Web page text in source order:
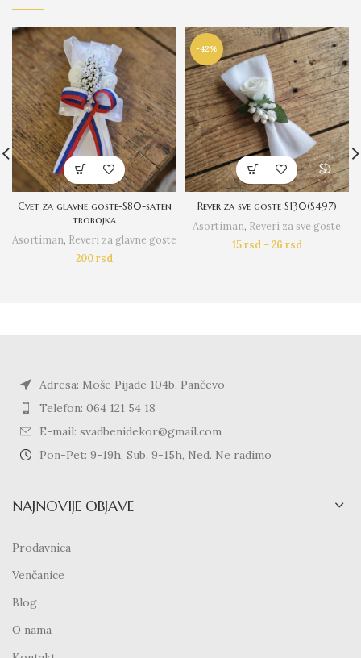
Cvet za glavne goste-S80-saten
trobojka
Asortiman, Reveri za glavne goste
200rsd
-42%
Rever za sve goste S130(S497)
Asortiman, Reveri za sve goste
15rsd – 26 rsd
Adresa: Moše Pijade 104b, Pančevo
Telefon: 064 121 54 18
E-mail: svadbenidekor@gmail.com
Pon-Pet: 9-19h, Sub. 9-15h, Ned. Ne radimo
NAJNOVIJE OBJAVE
Prodavnica
Venčanice
Blog
O nama